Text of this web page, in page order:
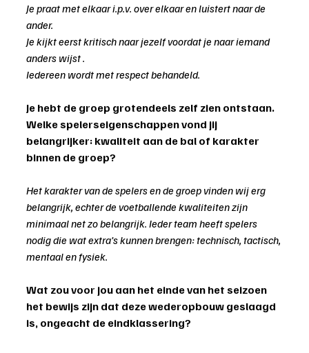
Je praat met elkaar i.p.v. over elkaar en luistert naar de
ander.
Je kijkt eerst kritisch naar jezelf voordat je naar iemand
anders wijst .
Iedereen wordt met respect behandeld.
Je hebt de groep grotendeels zelf zien ontstaan.
Welke spelerseigenschappen vond jij
belangrijker: kwaliteit aan de bal of karakter
binnen de groep?
Het karakter van de spelers en de groep vinden wij erg
belangrijk, echter de voetballende kwaliteiten zijn
minimaal net zo belangrijk. Ieder team heeft spelers
nodig die wat extra’s kunnen brengen: technisch, tactisch,
mentaal en fysiek.
Wat zou voor jou aan het einde van het seizoen
het bewijs zijn dat deze wederopbouw geslaagd
is, ongeacht de eindklassering?